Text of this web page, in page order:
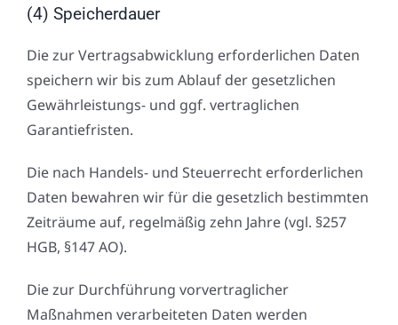
(4) Speicherdauer
Die zur Vertragsabwicklung erforderlichen Daten
speichern wir bis zum Ablauf der gesetzlichen
Gewährleistungs- und ggf. vertraglichen
Garantiefristen.
Die nach Handels- und Steuerrecht erforderlichen
Daten bewahren wir für die gesetzlich bestimmten
Zeiträume auf, regelmäßig zehn Jahre (vgl. §257
HGB, §147 AO).
Die zur Durchführung vorvertraglicher
Maßnahmen verarbeiteten Daten werden